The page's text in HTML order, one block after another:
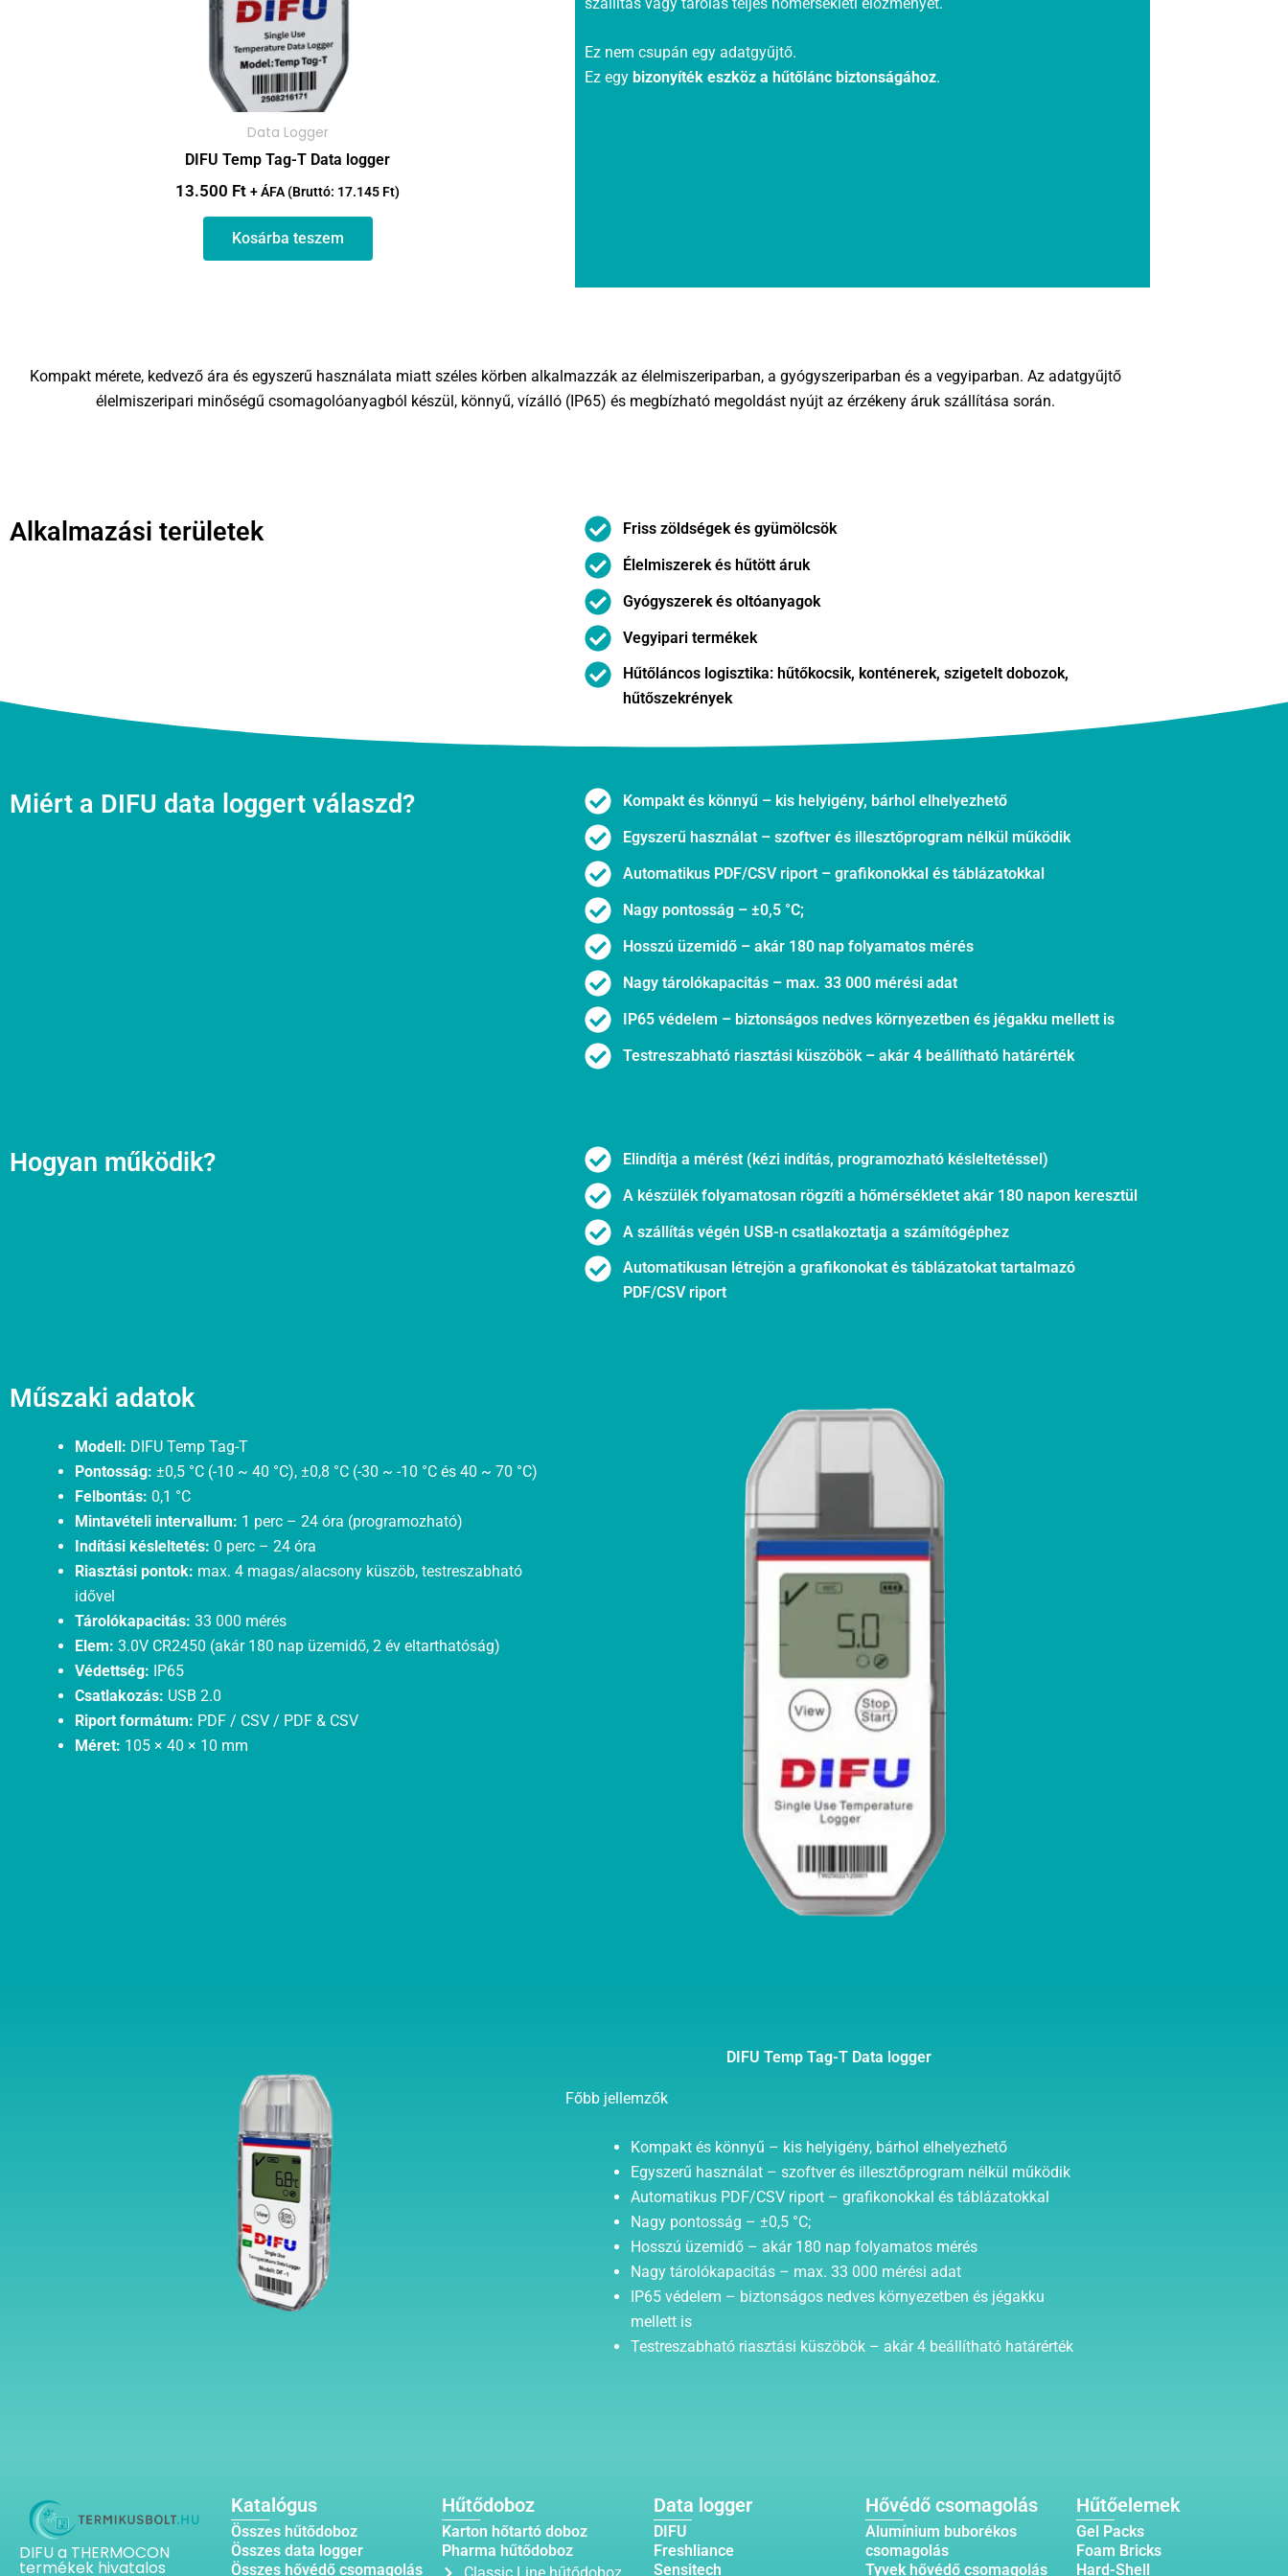
Data Logger
DIFU Temp Tag-T Data logger
13.500 Ft + ÁFA (Bruttó: 17.145 Ft)
Kosárba teszem
Ez nem csupán egy adatgyűjtő.
Ez egy bizonyíték eszköz a hűtőlánc biztonságához.
Kompakt mérete, kedvező ára és egyszerű használata miatt széles körben alkalmazzák az élelmiszeriparban, a gyógyszeriparban és a vegyiparban. Az adatgyűjtő
élelmiszeripari minőségű csomagolóanyagból készül, könnyű, vízálló (IP65) és megbízható megoldást nyújt az érzékeny áruk szállítása során.
Alkalmazási területek
Friss zöldségek és gyümölcsök
Élelmiszerek és hűtött áruk
Gyógyszerek és oltóanyagok
Vegyipari termékek
Hűtőláncos logisztika: hűtőkocsik, konténerek, szigetelt dobozok,
hűtőszekrények
Miért a DIFU data loggert válaszd?
Kompakt és könnyű – kis helyigény, bárhol elhelyezhető
Egyszerű használat – szoftver és illesztőprogram nélkül működik
Automatikus PDF/CSV riport – grafikonokkal és táblázatokkal
Nagy pontosság – ±0,5 °C;
Hosszú üzemidő – akár 180 nap folyamatos mérés
Nagy tárolókapacitás – max. 33 000 mérési adat
IP65 védelem – biztonságos nedves környezetben és jégakku mellett is
Testreszabható riasztási küszöbök – akár 4 beállítható határérték
Hogyan működik?
Elindítja a mérést (kézi indítás, programozható késleltetéssel)
A készülék folyamatosan rögzíti a hőmérsékletet akár 180 napon keresztül
A szállítás végén USB-n csatlakoztatja a számítógéphez
Automatikusan létrejön a grafikonokat és táblázatokat tartalmazó
PDF/CSV riport
Műszaki adatok
Modell: DIFU Temp Tag-T
Pontosság: ±0,5 °C (-10 ~ 40 °C), ±0,8 °C (-30 ~ -10 °C és 40 ~ 70 °C)
Felbontás: 0,1 °C
Mintavételi intervallum: 1 perc – 24 óra (programozható)
Indítási késleltetés: 0 perc – 24 óra
Riasztási pontok: max. 4 magas/alacsony küszöb, testreszabható
idővel
Tárolókapacitás: 33 000 mérés
Elem: 3.0V CR2450 (akár 180 nap üzemidő, 2 év eltarthatóság)
Védettség: IP65
Csatlakozás: USB 2.0
Riport formátum: PDF / CSV / PDF & CSV
Méret: 105 × 40 × 10 mm
DIFU Temp Tag-T Data logger
Főbb jellemzők
Kompakt és könnyű – kis helyigény, bárhol elhelyezhető
Egyszerű használat – szoftver és illesztőprogram nélkül működik
Automatikus PDF/CSV riport – grafikonokkal és táblázatokkal
Nagy pontosság – ±0,5 °C;
Hosszú üzemidő – akár 180 nap folyamatos mérés
Nagy tárolókapacitás – max. 33 000 mérési adat
IP65 védelem – biztonságos nedves környezetben és jégakku
mellett is
Testreszabható riasztási küszöbök – akár 4 beállítható határérték
DIFU a THERMOCON
termékek hivatalos
Katalógus
Összes hűtődoboz
Összes data logger
Összes hővédő csomagolás
Hűtődoboz
Karton hőtartó doboz
Pharma hűtődoboz
Data logger
DIFU
Freshliance
Sensitech
Hővédő csomagolás
Alumínium buborékos
csomagolás
Tyvek hővédő csomagolás
Hűtőelemek
Gel Packs
Foam Bricks
Hard-Shell